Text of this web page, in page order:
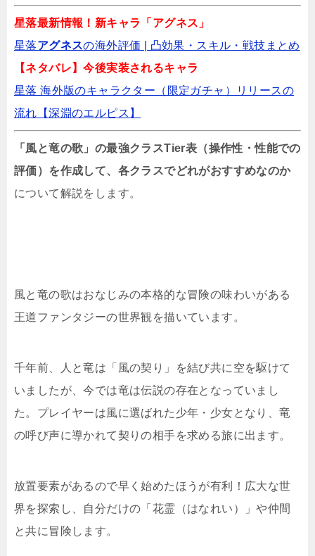
MIRESIの最強キャラTier決定戦！リセマラ
版・全キャラ一覧版
スターライトクロニクルのリセマラ最強キャ
ラTier表【放置系RPG】
信長の野望 真戦のリセマラ最強Tier表！キャ
星落最新情報！新キャラ「アグネス」
星落アグネスの海外評価 | 凸効果・スキル・戦技まとめ️
【ネタバレ】今後実装されるキャラ
星落 海外版のキャラクター（限定ガチャ）リリースの
流れ【深淵のエルピス】
「風と竜の歌」の最強クラスTier表（操作性・性能での
評価）を作成して、各クラスでどれがおすすめなのか
について解説をします。
風と竜の歌はおなじみの本格的な冒険の味わいがある
王道ファンタジーの世界観を描いています。
千年前、人と竜は「風の契り」を結び共に空を駆けて
いましたが、今では竜は伝説の存在となっていまし
た。プレイヤーは風に選ばれた少年・少女となり、竜
の呼び声に導かれて契りの相手を求める旅に出ます。
放置要素があるので早く始めたほうが有利！広大な世
界を探索し、自分だけの「花霊（はなれい）」や仲間
と共に冒険します。